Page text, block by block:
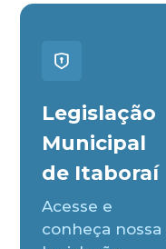
Legislação
Municipal
de Itaboraí
Acesse e
conheça nossa